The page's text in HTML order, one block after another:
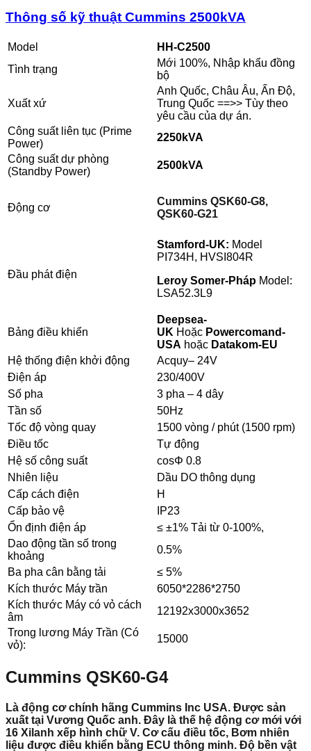
Thông số kỹ thuật Cummins 2500kVA
Model
HH-C2500
Tình trạng
Mới 100%, Nhập khẩu đồng
bộ
Xuất xứ
Anh Quốc, Châu Âu, Ấn Độ,
Trung Quốc ==>> Tùy theo
yêu cầu của dự án.
Công suất liên tục (Prime
Power)
2250kVA
Công suất dự phòng
(Standby Power)
2500kVA
Động cơ
Cummins QSK60-G8,
QSK60-G21
Đầu phát điện
Stamford-UK: Model
PI734H, HVSI804R
Leroy Somer-Pháp Model:
LSA52.3L9
Bảng điều khiển
Deepsea-
UK Hoặc Powercomand-
USA hoặc Datakom-EU
Hệ thống điện khởi động
Acquy– 24V
Điện áp
230/400V
Số pha
3 pha – 4 dây
Tần số
50Hz
Tốc độ vòng quay
1500 vòng / phút (1500 rpm)
Điều tốc
Tự động
Hệ số công suất
cosΦ 0.8
Nhiên liệu
Dầu DO thông dụng
Cấp cách điện
H
Cấp bảo vệ
IP23
Ổn định điện áp
≤ ±1% Tải từ 0-100%,
Dao động tần số trong
khoảng
0.5%
Ba pha cân bằng tải
≤ 5%
Kích thước Máy trần
6050*2286*2750
Kích thước Máy có vỏ cách
âm
12192x3000x3652
Trong lương Máy Trần (Có
vỏ):
15000
Cummins QSK60-G4
Là động cơ chính hãng Cummins Inc USA. Được sản
xuất tại Vương Quốc anh. Đây là thế hệ động cơ mới với
16 Xilanh xếp hình chữ V. Cơ cấu điều tốc, Bơm nhiên
liệu được điều khiển bằng ECU thông minh. Độ bền vật